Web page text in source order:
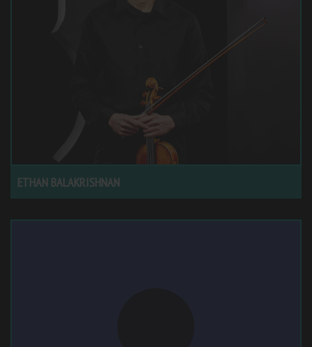
ETHAN BALAKRISHNAN